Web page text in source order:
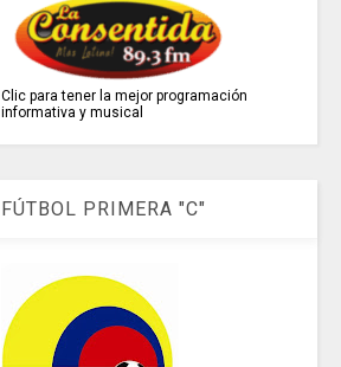
Clic para tener la mejor programación
informativa y musical
FÚTBOL PRIMERA "C"